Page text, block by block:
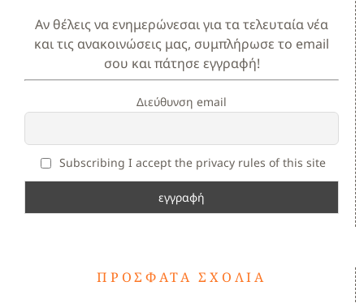
Αν θέλεις να ενημερώνεσαι για τα τελευταία νέα
και τις ανακοινώσεις μας, συμπλήρωσε το email
σου και πάτησε εγγραφή!
Διεύθυνση email
Subscribing I accept the privacy rules of this site
ΠΡΌΣΦΑΤΑ ΣΧΌΛΙΑ